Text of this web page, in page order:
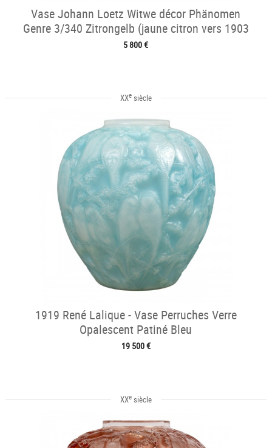
Vase Johann Loetz Witwe décor Phänomen
Genre 3/340 Zitrongelb (jaune citron vers 1903
5 800 €
XXesiècle
1919 René Lalique - Vase Perruches Verre
Opalescent Patiné Bleu
19 500 €
XXesiècle